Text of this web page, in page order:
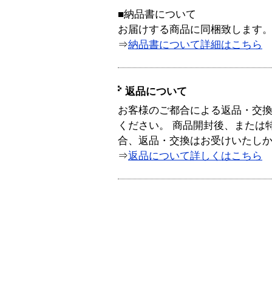
■納品書について
お届けする商品に同梱致します。
⇒納品書について詳細はこちら
返品について
お客様のご都合による返品・交
ください。 商品開封後、または
合、返品・交換はお受けいたし
⇒返品について詳しくはこちら